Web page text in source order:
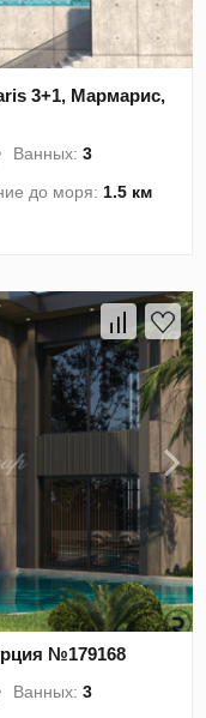
3+1, Мармарис,
Ванных:3
до моря: 1.5 км
№179168
Ванных:3